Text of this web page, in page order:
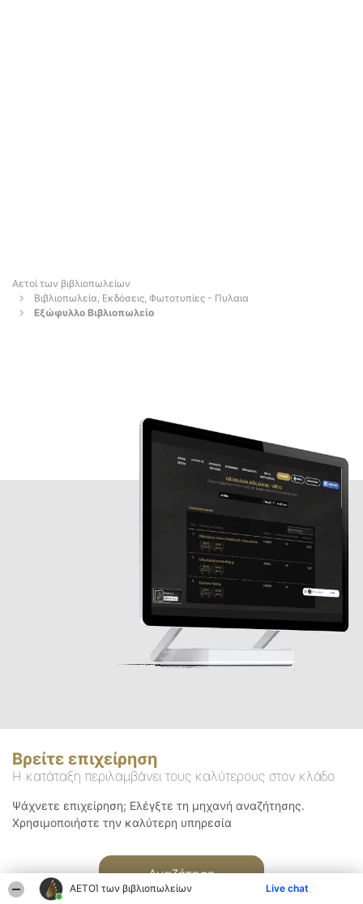
ΑΕΤΟΊ των βιβλιοπωλείων Live chat
Αετοί των βιβλιοπωλείων
Βιβλιοπωλεία, Εκδόσεις, Φωτοτυπίες - Πυλαια
Εξώφυλλο Βιβλιοπωλείο
Βρείτε επιχείρηση
Η κατάταξη περιλαμβάνει τους καλύτερους στον κλάδο
Ψάχνετε επιχείρηση; Ελέγξτε τη μηχανή αναζήτησης.
Χρησιμοποιήστε την καλύτερη υπηρεσία
Αναζήτηση